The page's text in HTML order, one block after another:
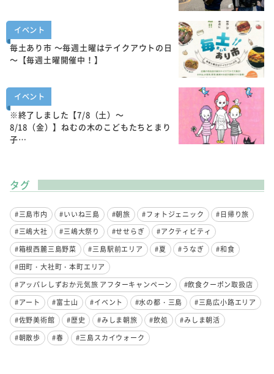
イベント
毎土あり市 ～毎週土曜はテイクアウトの日
～【毎週土曜開催中！】
イベント
※終了しました【7/8（土）～
8/18（金）】ねむの木のこどもたちとまり
子…
タグ
#三島市内 #いいね三島 #朝旅 #フォトジェニック
#日帰り旅
#三嶋大社
#三嶋大祭り #せせらぎ
#アクティビティ
#箱根西麓三島野菜
#三島駅前エリア #夏 #うなぎ
#和食
#田町・大社町・本町エリア
#アッパレしずおか元気旅 アフターキャンペーン
#飲食クーポン取扱店
#アート
#富士山 #イベント #水の都・三島
#三島広小路エリア
#佐野美術館
#歴史 #みしま朝旅 #飲処
#みしま朝活
#朝散歩
#春 #三島スカイウォーク